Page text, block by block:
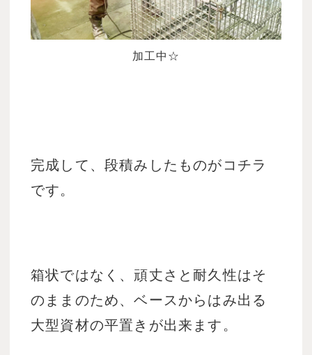
加工中☆
完成して、段積みしたものがコチラ
です。
箱状ではなく、頑丈さと耐久性はそ
のままのため、ベースからはみ出る
大型資材の平置きが出来ます。